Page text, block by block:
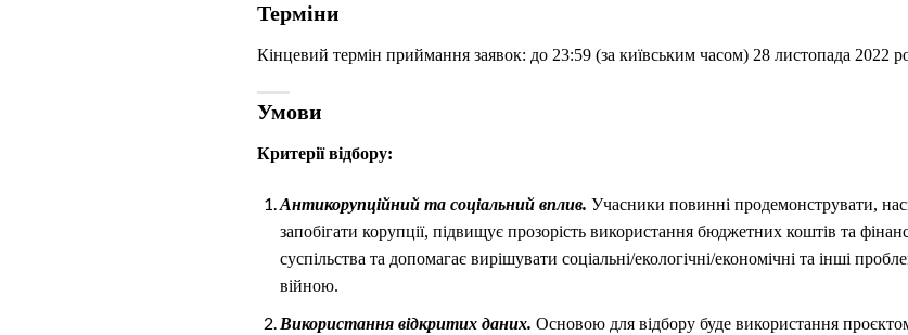
Терміни
Кінцевий термін приймання заявок: до 23:59 (за київським часом) 28 листопада 2022
Умови
Критерії відбору:
Антикорупційний та соціальний вплив. Учасники повинні продемонструвати,
запобігати корупції, підвищує прозорість використання бюджетних коштів та
суспільства та допомагає вирішувати соціальні/екологічні/економічні та інші
війною.
Використання відкритих даних. Основою для відбору буде використання